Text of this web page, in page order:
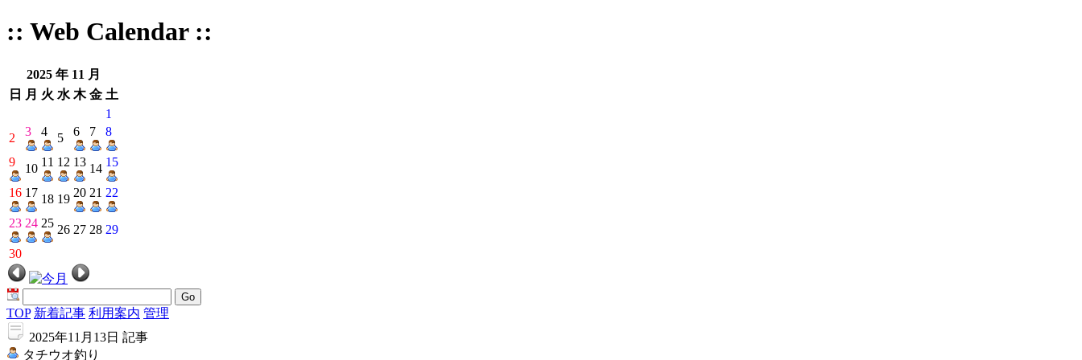
:: Web Calendar ::
2025 年 11 月
日
月 火 水 木 金 土
1
2
3 4 5 6 7 8
9 10 11 12 13 14 15
16 17 18 19 20 21 22
23 24 25 26 27 28 29
30
Go
TOP 新着記事 利用案内 管理
2025年11月13日 記事
タチウオ釣り